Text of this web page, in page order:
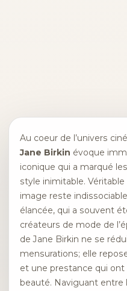
Au coeur de l’univers
Jane Birkin évoque
iconique qui a marqué
style inimitable.
image reste indissociable
élancée, qui a souvent
créateurs de mode de
de Jane Birkin ne se
mensurations; elle
et une prestance qui
beauté. Naviguant entre